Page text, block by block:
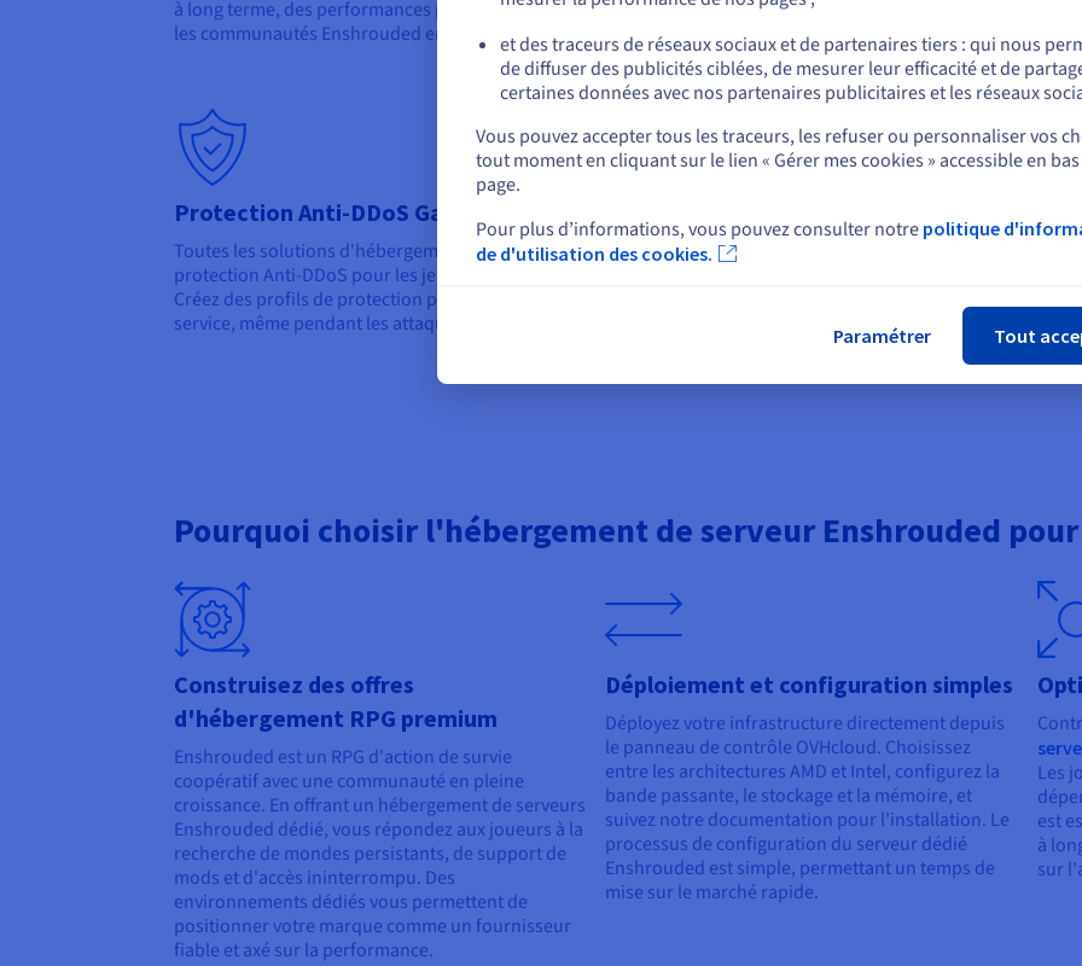
à long terme, des performances prévisibles et un hébergement optimisé pour
les communautés Enshrouded en croissance.
Protection Anti-DDoS Game
Toutes les solutions d'hébergement de serveurs Enshrouded incluent une
protection Anti-DDoS pour les jeux, spécialement conçue pour le trafic UDP.
Créez des profils de protection personnalisés et maintenez la continuité du
service, même pendant les attaques ciblées.
Pourquoi choisir l'hébergement de serveur Enshrouded
Construisez des offres
d'hébergement RPG premium
Enshrouded est un RPG d'action de survie
coopératif avec une communauté en pleine
croissance. En offrant un hébergement de serveurs
Enshrouded dédié, vous répondez aux joueurs à la
recherche de mondes persistants, de support de
mods et d'accès ininterrompu. Des
environnements dédiés vous permettent de
positionner votre marque comme un fournisseur
fiable et axé sur la performance.
Déploiement et configuration simples
Déployez votre infrastructure directement depuis
le panneau de contrôle OVHcloud. Choisissez
entre les architectures AMD et Intel, configurez la
bande passante, le stockage et la mémoire, et
suivez notre documentation pour l'installation. Le
processus de configuration du serveur dédié
Enshrouded est simple, permettant un temps de
mise sur le marché rapide.
Les
est
à
sur
ou
Rester sur le site actuel
Sélectionner un autre site web
et des traceurs de réseaux sociaux et de partenaires tiers : qui nous
de diffuser des publicités ciblées, de mesurer leur efficacité et de
certaines données avec nos partenaires publicitaires et les réseaux
Vous pouvez accepter tous les traceurs, les refuser ou personnaliser vos
tout moment en cliquant sur le lien « Gérer mes cookies » accessible en
page.
Pour plus d’informations, vous pouvez consulter notre politique
de d'utilisation des cookies.
Paramétrer Tout